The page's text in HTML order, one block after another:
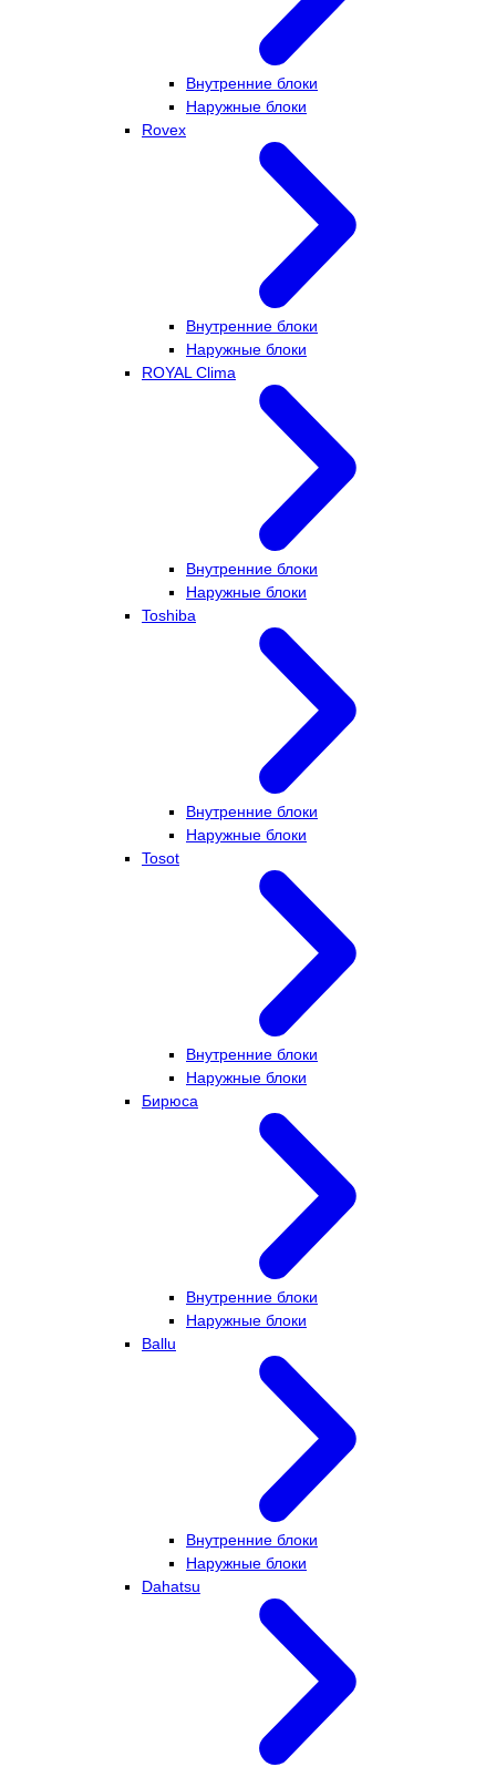
Внутренние блоки
Наружные блоки
Rovex
Внутренние блоки
Наружные блоки
ROYAL Clima
Внутренние блоки
Наружные блоки
Toshiba
Внутренние блоки
Наружные блоки
Tosot
Внутренние блоки
Наружные блоки
Бирюса
Внутренние блоки
Наружные блоки
Ballu
Внутренние блоки
Наружные блоки
Dahatsu